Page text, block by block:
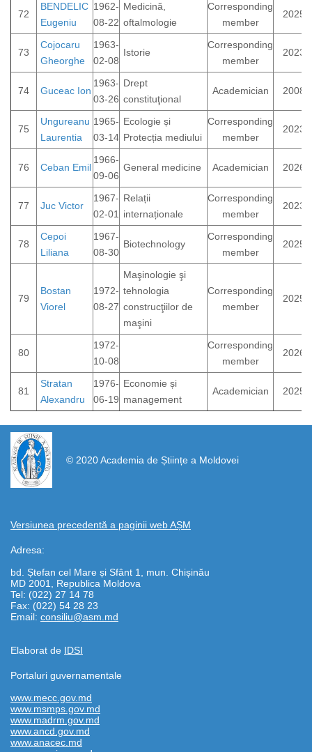
72
BENDELIC
Eugeniu
1962-
08-22
Medicină,
oftalmologie
Corresponding
member
2025
73
Cojocaru
Gheorghe
1963-
02-08
Istorie
Corresponding
member
2023
74 Guceac Ion
1963-
03-26
Drept
constituţional
Academician 2008
75
Ungureanu
Laurentia
1965-
03-14
Ecologie și
Protecția mediului
Corresponding
member
2023
76 Ceban Emil
1966-
09-06
General medicine Academician 2026
77 Juc Victor
1967-
02-01
Relații
internaționale
Corresponding
member
2023
78
Cepoi
Liliana
1967-
08-30
Biotechnology
Corresponding
member
2025
79
Bostan
Viorel
1972-
08-27
Maşinologie şi
tehnologia
construcţiilor de
maşini
Corresponding
member
2025
80
1972-
10-08
Corresponding
member
2026
81
Stratan
Alexandru
1976-
06-19
Economie și
management
Academician 2025
© 2020 Academia de Științe a Moldovei
Versiunea precedentă a paginii web AȘM
Adresa:
bd. Ștefan cel Mare și Sfânt 1, mun. Chișinău
MD 2001, Republica Moldova
Tel: (022) 27 14 78
Fax: (022) 54 28 23
Email: consiliu@asm.md
Elaborat de IDSI
https://propletenie.ru/
Portaluri guvernamentale
www.mecc.gov.md
www.msmps.gov.md
www.madrm.gov.md
www.ancd.gov.md
www.anacec.md